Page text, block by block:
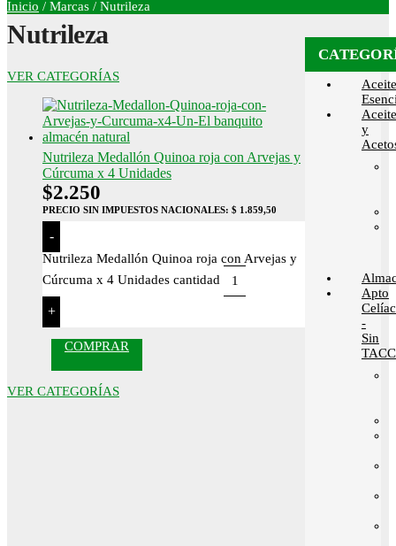
Inicio / Marcas / Nutrileza
Nutrileza
VER CATEGORÍAS
Nutrileza Medallón Quinoa roja con Arvejas y
Cúrcuma x 4 Unidades
$2.250
PRECIO SIN IMPUESTOS NACIONALES: $ 1.859,50
-
Nutrileza Medallón Quinoa roja con Arvejas y
Cúrcuma x 4 Unidades cantidad
+
COMPRAR
VER CATEGORÍAS
y
Apto
-
Sin
TACC